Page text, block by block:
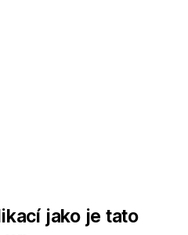
jako je tato